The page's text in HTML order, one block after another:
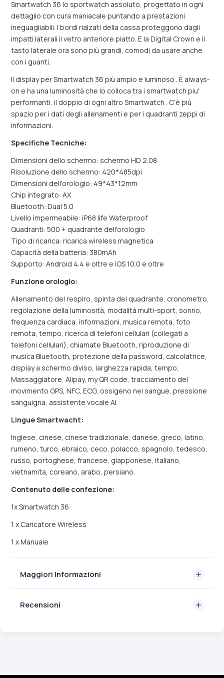
Smartwatch 36 lo sportwatch assoluto, progettato in ogni
dettaglio con cura maniacale puntando a prestazioni
ineguagliabili. I bordi rialzati della cassa proteggono dagli
impatti laterali il vetro anteriore piatto. E la Digital Crown e il
tasto laterale ora sono più grandi, comodi da usare anche
con i guanti.
Il display per Smartwatch 36 più ampio e luminoso . È always-
on e ha una luminosità che lo colloca tra i smartwatch piu'
performanti, il doppio di ogni altro Smartwatch . C’è più
spazio per i dati degli allenamenti e per i quadranti zeppi di
informazioni.
Specifiche Tecniche:
Dimensioni dello schermo: schermo HD 2.08
Risoluzione dello schermo: 420*485dpi
Dimensioni dell'orologio: 49*43*12mm
Chip integrato: AX
Bluetooth: Dual 5.0
Livello impermeabile: iP68 life Waterproof
Quadranti: 500 + quadrante dell'orologio
Tipo di ricarica: ricarica wireless magnetica
Capacità della batteria: 380mAh
Supporto: Android 4.4 e oltre e iOS 10.0 e oltre
Funzione orologio:
Allenamento del respiro, spinta del quadrante, cronometro,
regolazione della luminosità, modalità multi-sport, sonno,
frequenza cardiaca, informazioni, musica remota, foto
remota, tempo, ricerca di telefoni cellulari (collegati a
telefoni cellulari), chiamate Bluetooth, riproduzione di
musica Bluetooth, protezione della password, calcolatrice,
display a schermo diviso, larghezza rapida, tempo,
Massaggiatore, Alipay, my QR code, tracciamento del
movimento GPS, NFC, ECG, ossigeno nel sangue, pressione
sanguigna, assistente vocale AI
Lingue Smartwacht:
Inglese, cinese, cinese tradizionale, danese, greco, latino,
rumeno, turco, ebraico, ceco, polacco, spagnolo, tedesco,
russo, portoghese, francese, giapponese, italiano,
vietnamita, coreano, arabo, persiano.
Contenuto delle confezione:
1x Smartwatch 36
1 x Caricatore Wireless
1 x Manuale
Maggiori Informazioni
Recensioni